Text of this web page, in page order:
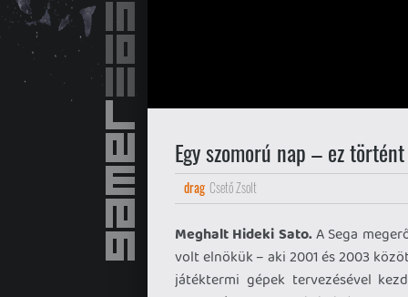
Egy szomorú nap – ez
drag Csető Zsolt
Meghalt Hideki Sato.A Sega
volt elnökük – aki 2001 és 2003
játéktermi gépek tervezésével